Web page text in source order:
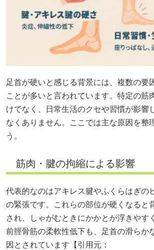
足首が硬いと感じる背景には、複数の要
ことが多いと言われています。特定の筋
けでなく、日常生活のクセや習慣が影響
なくありません。ここでは主な原因を整
う。
筋肉・腱の拘縮による影響
代表的なのはアキレス腱やふくらはぎの
の緊張です。これらの部位が硬くなると
され、しゃがむときにかかとが浮きやす
前脛骨筋の柔軟性低下も、足首の滑らか
因とされています【引用元：